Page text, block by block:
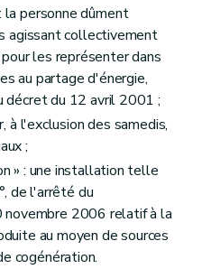
la personne dûment
agissant collectivement
les représenter dans
au partage d'énergie,
décret du 12 avril 2001 ;
à l'exclusion des samedis,
;
» : une installation telle
de l'arrêté du
2006 relatif à la
au moyen de sources
cogénération.